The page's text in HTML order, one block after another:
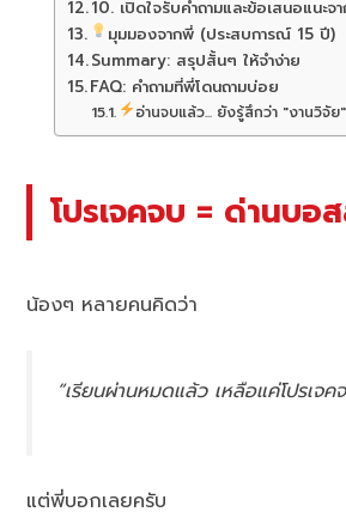
10. เปิดใจรับคำถามและข้อเสนอแนะจ
มุมมองจากพี่ (ประสบการณ์ 15 ปี)
Summary: สรุปสั้นๆ ให้จำง่าย
FAQ: คำถามที่พี่โดนถามบ่อย
อ่านจบแล้ว... ยังรู้สึกว่า "งานวิจัย
โปรเจคจบ = ด่านบอ
น้องๆ หลายคนคิดว่า
“เรียนผ่านหมดแล้ว เหลือแค่โปรเจค
แต่พี่บอกเลยครับ